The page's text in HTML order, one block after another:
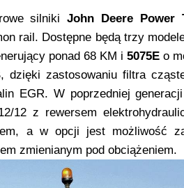
silniki John Deere Power
rail. Dostępne będą trzy
ponad 68 KM i5075E o
zastosowaniu filtra
EGR. W poprzedniej
12 z rewersem
a w opcji jest możliwość
zmienianym pod obciążeniem.